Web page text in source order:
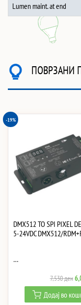
Lumen maint. at end
ПОВРЗАНИ
-19%
DMX512 TO SPI PIXEL
5-24VDC DMX512/
…
7,530ден
Додај во